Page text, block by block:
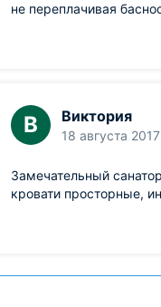
не переплачивая
В Виктория
18 августа 2017
Замечательный
кровати просторные,